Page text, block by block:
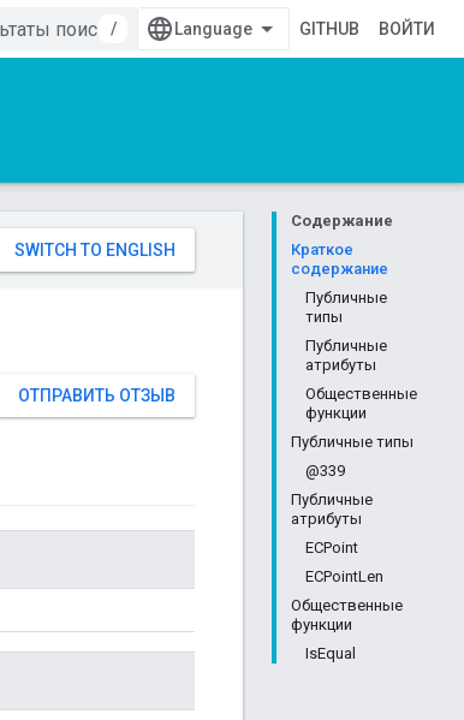
/
GITHUB ВОЙТИ
Содержание
Краткое
содержание
Публичные
типы
Публичные
атрибуты
Общественные
функции
Публичные типы
@339
Публичные
атрибуты
ECPoint
ECPointLen
Общественные
функции
IsEqual
ОТПРАВИТЬ ОТЗЫВ